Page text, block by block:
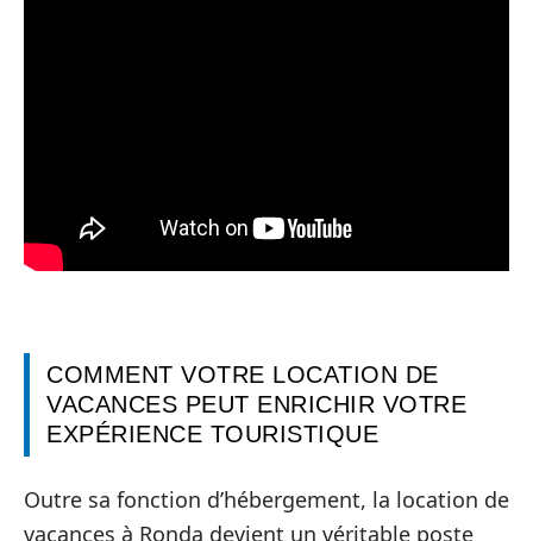
COMMENT VOTRE LOCATION DE
VACANCES PEUT ENRICHIR VOTRE
EXPÉRIENCE TOURISTIQUE
Outre sa fonction d’hébergement, la location de
vacances à Ronda devient un véritable poste